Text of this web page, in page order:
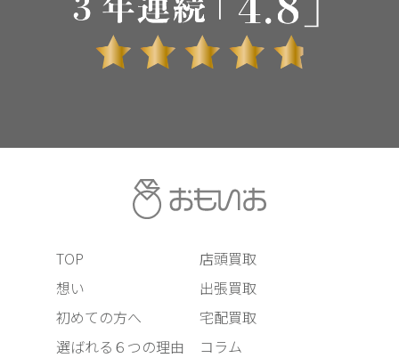
TOP
想い
初めての方へ
選ばれる６つの理由
店頭買取
出張買取
宅配買取
コラム